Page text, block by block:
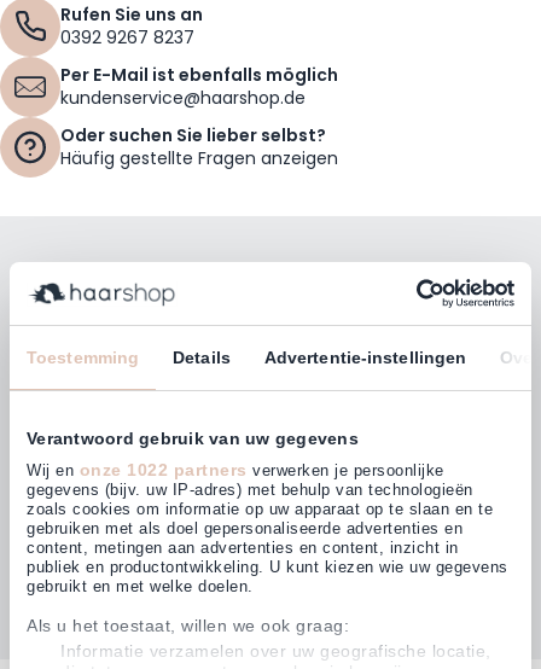
Toestemming Details Advertentie-instellingen Over
Verantwoord gebruik van uw gegevens
Wij en onze 1022 partners verwerken je persoonlijke
gegevens (bijv. uw IP-adres) met behulp van technologieën
zoals cookies om informatie op uw apparaat op te slaan en te
gebruiken met als doel gepersonaliseerde advertenties en
content, metingen aan advertenties en content, inzicht in
publiek en productontwikkeling. U kunt kiezen wie uw gegevens
gebruikt en met welke doelen.
Als u het toestaat, willen we ook graag:
Informatie verzamelen over uw geografische locatie,
Rufen Sie uns an
0392 9267 8237
Per E-Mail ist ebenfalls möglich
kundenservice@haarshop.de
Oder suchen Sie lieber selbst?
Häufig gestellte Fragen anzeigen
Bleiben Sie mit unserem Newsletter auf dem
Laufenden!
E-Mailadresse
Abonnieren
Kunden bewerten uns mit
4,63 (875)